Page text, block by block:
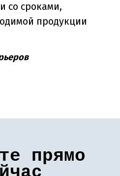
со сроками,
продукции
прямо